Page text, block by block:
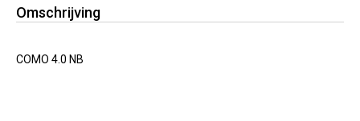
Omschrijving
COMO 4.0 NB